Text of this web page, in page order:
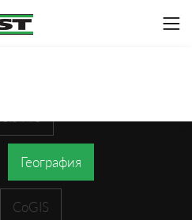
География
CoGIS